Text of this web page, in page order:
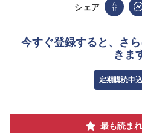
シェア
今すぐ登録すると、さ
きま
定期購読申
最も読ま